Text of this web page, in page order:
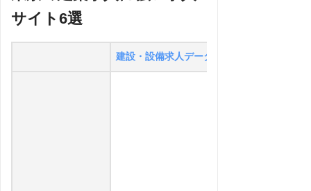
サイト6選
建設・設備求人データベース